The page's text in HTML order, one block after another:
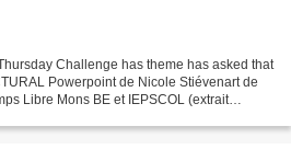
Challenge has theme has asked that
Powerpoint de Nicole Stiévenart de
Libre Mons BE et IEPSCOL (extrait